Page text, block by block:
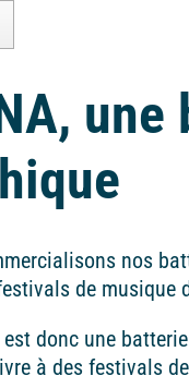
une
nos
de musique
est donc une
à des festivals